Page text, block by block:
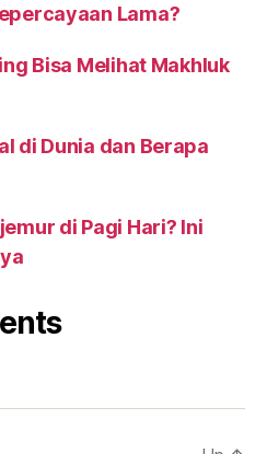
Lama?
Bisa Melihat Makhluk
di Dunia dan Berapa
di Pagi Hari? Ini